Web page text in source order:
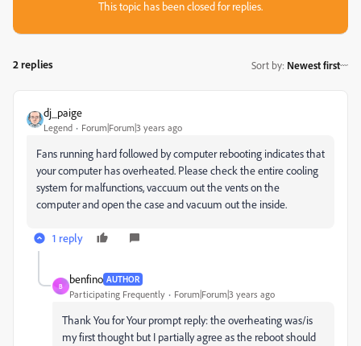
This topic has been closed for replies.
2 replies Sort by: Newest first
dj_paige
Legend Forum|Forum|3 years ago
Fans running hard followed by computer rebooting indicates that
your computer has overheated. Please check the entire cooling
system for malfunctions, vaccuum out the vents on the
computer and open the case and vacuum out the inside.
1 reply
B
benfino AUTHOR
Participating Frequently Forum|Forum|3 years ago
Thank You for Your prompt reply: the overheating was/is
my first thought but I partially agree as the reboot should